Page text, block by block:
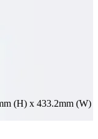
(H) x 433.2mm (W)